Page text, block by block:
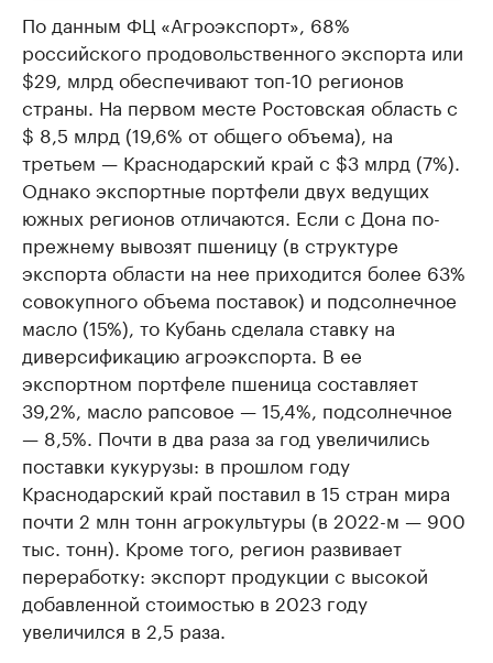
По данным ФЦ «Агроэкспорт», 68%
российского продовольственного экспорта или
$29, млрд обеспечивают топ-10 регионов
страны. На первом месте Ростовская область с
$ 8,5 млрд (19,6% от общего объема), на
третьем — Краснодарский край с $3 млрд (7%).
Однако экспортные портфели двух ведущих
южных регионов отличаются. Если с Дона по-
прежнему вывозят пшеницу (в структуре
экспорта области на нее приходится более 63%
совокупного объема поставок) и подсолнечное
масло (15%), то Кубань сделала ставку на
диверсификацию агроэкспорта. В ее
экспортном портфеле пшеница составляет
39,2%, масло рапсовое — 15,4%, подсолнечное
— 8,5%. Почти в два раза за год увеличились
поставки кукурузы: в прошлом году
Краснодарский край поставил в 15 стран мира
почти 2 млн тонн агрокультуры (в 2022-м — 900
тыс. тонн). Кроме того, регион развивает
переработку: экспорт продукции с высокой
добавленной стоимостью в 2023 году
увеличился в 2,5 раза.